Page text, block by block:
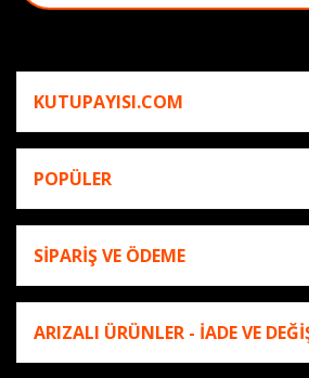
KUTUPAYISI.COM
POPÜLER
SİPARİŞ VE ÖDEME
ARIZALI ÜRÜNLER - İADE VE